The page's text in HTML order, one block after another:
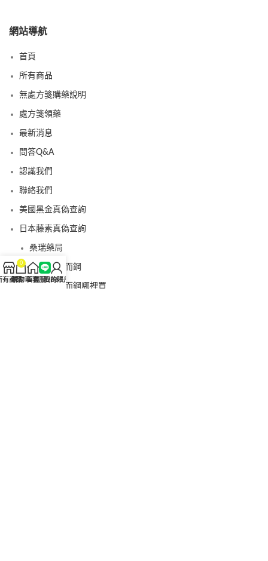
網站導航
首頁
所有商品
無處方箋購藥說明
處方箋領藥
最新消息
問答Q&A
認識我們
聯絡我們
美國黑金真偽查詢
日本藤素真偽查詢
桑瑞藥局
果凍威而鋼
果凍威而鋼哪裡買
有商品
0
購物車首頁客服Line
我的賬戶